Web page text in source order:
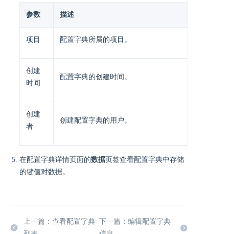
参数 描述
项目 配置字典所属的项目。
创建
时间
配置字典的创建时间。
创建
者
创建配置字典的用户。
在配置字典详情页面的数据页签查看配置字典中存储
的键值对数据。
上一篇：查看配置字典 下一篇：编辑配置字典